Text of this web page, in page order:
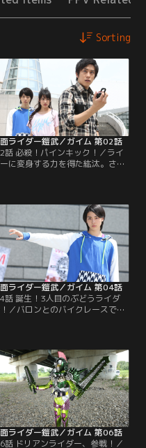
Sorting
ライダー鎧武／ガイム 第02話
話 必殺！パインキック！／ライ
に変身する力を得た紘汰。さ
ップ。駆紋戒斗率いるチームバ
ンが今、一番の勢いだ。「強さ」
哲学を持つ戒斗は、チーム鎧武の
ージに乗り込んできて…。
ライダー鎧武／ガイム 第04話
話 誕生！3人目のぶどうライダ
／バロンとのバイクレースで、
一人でつき進む。行方不明のリ
ダー裕也を探し始めた紘汰だが、
アーマードライダーが現れ
……。
ライダー鎧武／ガイム 第06話
話 ドリアンライダー、参戦！／